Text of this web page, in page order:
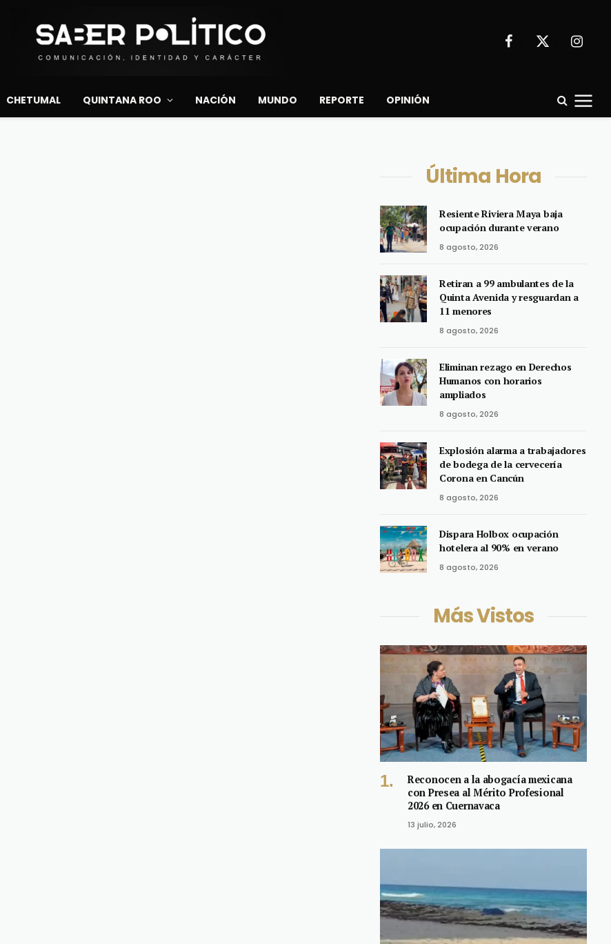
Facebook
X
CHETUMAL QUINTANA ROO NACIÓN MUNDO REPORTE OPINIÓN
Última Hora
Resiente Riviera Maya baja
ocupación durante verano
8 agosto, 2026
Retiran a 99 ambulantes de la
Quinta Avenida y resguardan a
11 menores
8 agosto, 2026
Eliminan rezago en Derechos
Humanos con horarios
ampliados
8 agosto, 2026
Explosión alarma a trabajadores
de bodega de la cervecería
Corona en Cancún
8 agosto, 2026
Dispara Holbox ocupación
hotelera al 90% en verano
8 agosto, 2026
Más Vistos
Reconocen a la abogacía mexicana
con Presea al Mérito Profesional
2026 en Cuernavaca
13 julio, 2026